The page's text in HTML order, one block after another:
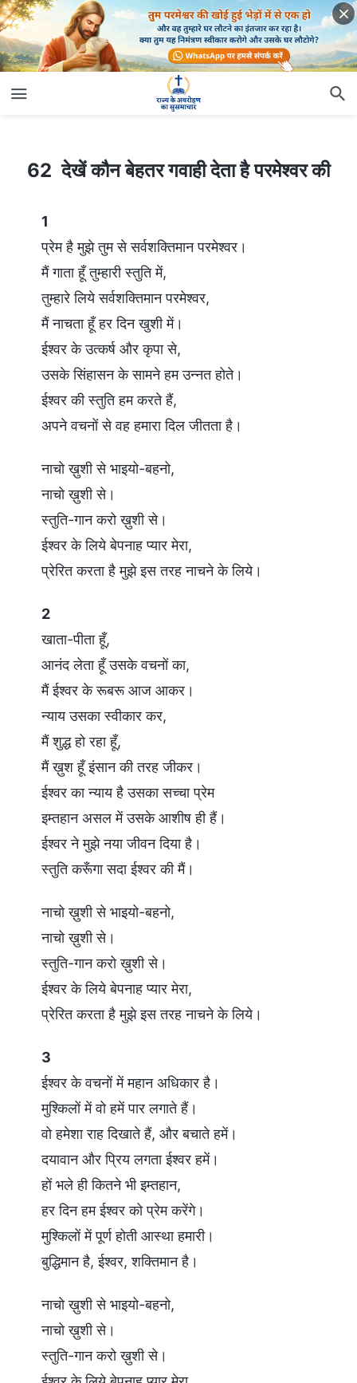
62 देखें कौन बेहतर गवाही देता है परमेश्वर की
62 देखें कौन बेहतर गवाही देता है परमेश्वर की
1
प्रेम है मुझे तुम से सर्वशक्तिमान परमेश्वर।
मैं गाता हूँ तुम्हारी स्तुति में,
तुम्हारे लिये सर्वशक्तिमान परमेश्वर,
मैं नाचता हूँ हर दिन खुशी में।
ईश्वर के उत्कर्ष और कृपा से,
उसके सिंहासन के सामने हम उन्नत होते।
ईश्वर की स्तुति हम करते हैं,
अपने वचनों से वह हमारा दिल जीतता है।
नाचो ख़ुशी से भाइयो-बहनो,
नाचो ख़ुशी से।
स्तुति-गान करो ख़ुशी से।
ईश्वर के लिये बेपनाह प्यार मेरा,
प्रेरित करता है मुझे इस तरह नाचने के लिये।
2
खाता-पीता हूँ,
आनंद लेता हूँ उसके वचनों का,
मैं ईश्वर के रूबरू आज आकर।
न्याय उसका स्वीकार कर,
मैं शुद्ध हो रहा हूँ,
मैं ख़ुश हूँ इंसान की तरह जीकर।
ईश्वर का न्याय है उसका सच्चा प्रेम
इम्तहान असल में उसके आशीष ही हैं।
ईश्वर ने मुझे नया जीवन दिया है।
स्तुति करूँगा सदा ईश्वर की मैं।
नाचो ख़ुशी से भाइयो-बहनो,
नाचो ख़ुशी से।
स्तुति-गान करो ख़ुशी से।
ईश्वर के लिये बेपनाह प्यार मेरा,
प्रेरित करता है मुझे इस तरह नाचने के लिये।
3
ईश्वर के वचनों में महान अधिकार है।
मुश्किलों में वो हमें पार लगाते हैं।
वो हमेशा राह दिखाते हैं, और बचाते हमें।
दयावान और प्रिय लगता ईश्वर हमें।
हों भले ही कितने भी इम्तहान,
हर दिन हम ईश्वर को प्रेम करेंगे।
मुश्किलों में पूर्ण होती आस्था हमारी।
बुद्धिमान है, ईश्वर, शक्तिमान है।
नाचो ख़ुशी से भाइयो-बहनो,
नाचो ख़ुशी से।
स्तुति-गान करो ख़ुशी से।